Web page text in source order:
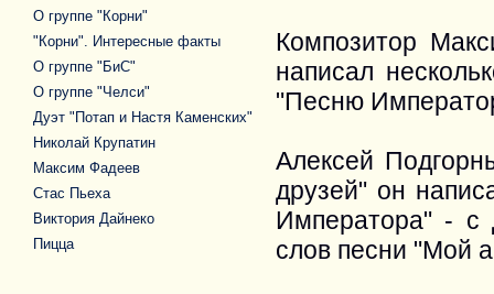
Композитор
написал
"Песню
Алексей
друзей" он
Императора" -
слов песни "Мой
О группе "Корни"
"Корни". Интересные факты
О группе "БиС"
О группе "Челси"
Дуэт "Потап и Настя Каменских"
Николай Крупатин
Максим Фадеев
Стас Пьеха
Виктория Дайнеко
Пицца